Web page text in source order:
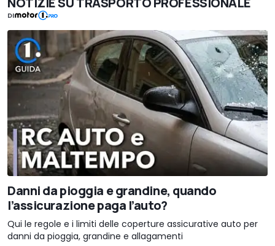
DI
Danni da pioggia e grandine, quando
l’assicurazione paga l’auto?
Qui le regole e i limiti delle coperture assicurative auto per
danni da pioggia, grandine e allagamenti